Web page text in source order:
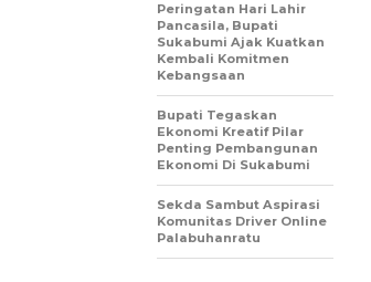
Peringatan Hari Lahir
Pancasila, Bupati
Sukabumi Ajak Kuatkan
Kembali Komitmen
Kebangsaan
Bupati Tegaskan
Ekonomi Kreatif Pilar
Penting Pembangunan
Ekonomi Di Sukabumi
Sekda Sambut Aspirasi
Komunitas Driver Online
Palabuhanratu